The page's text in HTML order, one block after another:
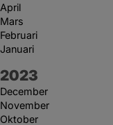
April
Mars
Februari
Januari
År:
2023
December
November
Oktober